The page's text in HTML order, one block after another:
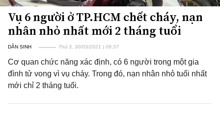
Vụ 6 người ở TP.HCM chết cháy, nạn
nhân nhỏ nhất mới 2 tháng tuổi
DÂN SINH Thứ 3, 30/03/2021 | 09:37
Cơ quan chức năng xác định, có 6 người trong một gia
đình tử vong vì vụ cháy. Trong đó, nạn nhân nhỏ tuổi nhất
mới chỉ 2 tháng tuổi.